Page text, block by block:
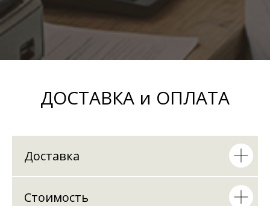
ДОСТАВКА и ОПЛАТА
Доставка
Стоимость